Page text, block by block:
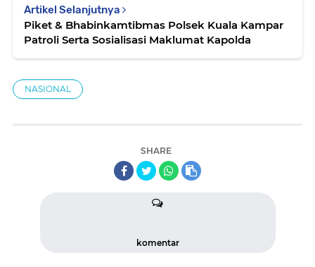
Artikel Selanjutnya
Piket & Bhabinkamtibmas Polsek Kuala Kampar
Patroli Serta Sosialisasi Maklumat Kapolda
NASIONAL
SHARE
komentar